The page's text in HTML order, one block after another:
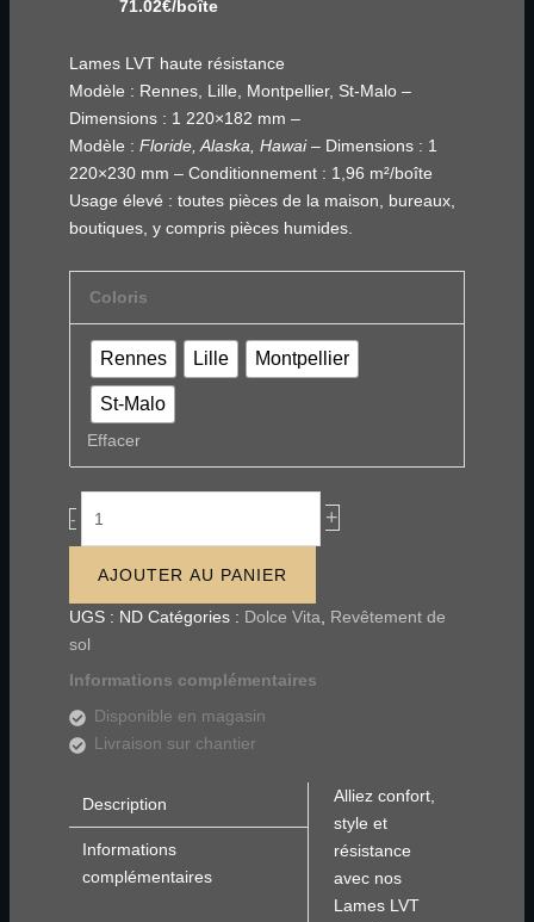
71.02€/boîte
Lames LVT haute résistance
Modèle : Rennes, Lille, Montpellier, St-Malo –
Dimensions : 1 220×182 mm –
Modèle : Floride, Alaska, Hawai –Dimensions : 1
220×230 mm – Conditionnement : 1,96 m²/boîte
Usage élevé : toutes pièces de la maison, bureaux,
boutiques, y compris pièces humides.
Coloris
Rennes Lille Montpellier
St-Malo
Effacer
- +
AJOUTER AU PANIER
UGS : ND Catégories : Dolce Vita, Revêtement de
sol
Informations complémentaires
Disponible en magasin
Livraison sur chantier
Description
Informations
complémentaires
Alliez confort,
style et
résistance
avec nos
Lames LVT